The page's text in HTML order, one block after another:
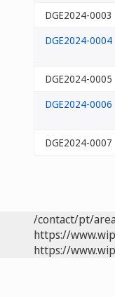
DGE2024-0003
DGE2024-0004
DGE2024-0005
DGE2024-0006
DGE2024-0007
/contact/pt/
https://
https://